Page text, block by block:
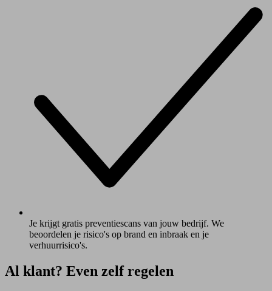
Je krijgt gratis preventiescans van jouw bedrijf. We
beoordelen je risico's op brand en inbraak en je
verhuurrisico's.
Al klant? Even zelf regelen